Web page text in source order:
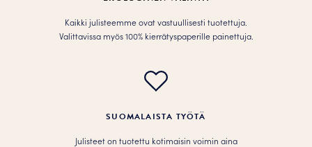
Kaikki julisteemme ovat vastuullisesti tuotettuja.
Valittavissa myös 100% kierrätyspaperille painettuja.
SUOMALAISTA TYÖTÄ
Julisteet on tuotettu kotimaisin voimin aina